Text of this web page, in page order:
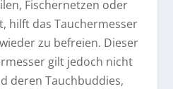
Fischernetzen oder
hilft das Tauchermesser
zu befreien. Dieser
gilt jedoch nicht
deren Tauchbuddies,